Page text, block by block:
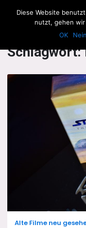
The
Schlagwort:
Categories
Alte Filme neu
Diese Website
nutzt, gehen wir
OK
Nein